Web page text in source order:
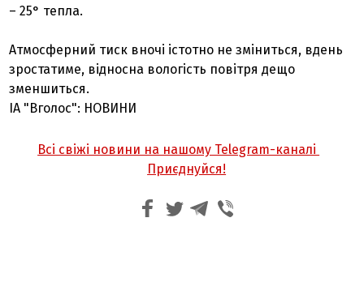
– 25° тепла.
Атмосферний тиск вночі істотно не зміниться, вдень
зростатиме, відносна вологість повітря дещо
зменшиться.
ІА "Вголос": НОВИНИ
Всі свіжі новини на нашому Telegram-каналі
Приєднуйся!